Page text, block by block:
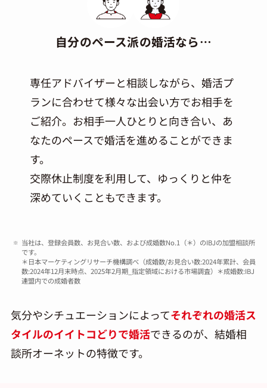
自分のペース派の婚活なら…
専任アドバイザーと相談しながら、婚活プ
ランに合わせて様々な出会い方でお相手を
ご紹介。お相手一人ひとりと向き合い、あ
なたのペースで婚活を進めることができま
す。
交際休止制度を利用して、ゆっくりと仲を
深めていくこともできます。
当社は、登録会員数、お見合い数、および成婚数No.1（＊）のIBJの加盟相談所
です。
＊日本マーケティングリサーチ機構調べ（成婚数/お見合い数:2024年累計、会員
数:2024年12月末時点、2025年2月期_指定領域における市場調査）＊成婚数:IBJ
連盟内での成婚者数
気分やシチュエーションによってそれぞれの婚活ス
タイルのイイトコどりで婚活できるのが、結婚相
談所オーネットの特徴です。